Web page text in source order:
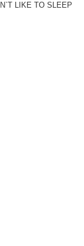
LIKE TO SLEEP